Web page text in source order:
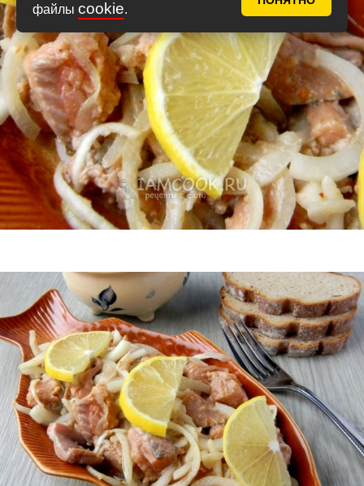
файлы cookie.